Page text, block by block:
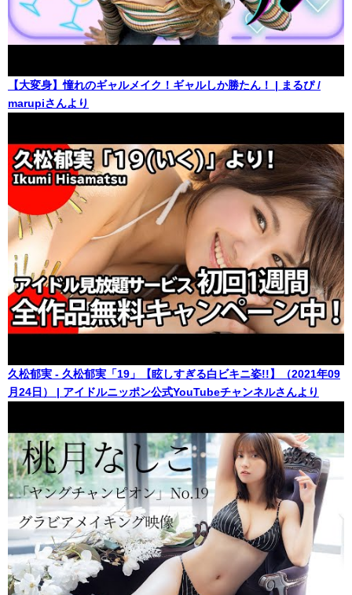
【大変身】憧れのギャルメイク！ギャルしか勝たん！ | まるぴ /
marupiさんより
久松郁実 - 久松郁実「19」【眩しすぎる白ビキニ姿!!】（2021年09
月24日） | アイドルニッポン公式YouTubeチャンネルさんより